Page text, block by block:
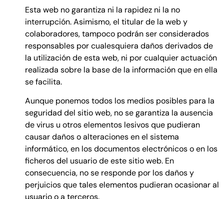
Esta web no garantiza ni la rapidez ni la no
interrupción. Asimismo, el titular de la web y
colaboradores, tampoco podrán ser considerados
responsables por cualesquiera daños derivados de
la utilización de esta web, ni por cualquier actuación
realizada sobre la base de la información que en ella
se facilita.
Aunque ponemos todos los medios posibles para la
seguridad del sitio web, no se garantiza la ausencia
de virus u otros elementos lesivos que pudieran
causar daños o alteraciones en el sistema
informático, en los documentos electrónicos o en los
ficheros del usuario de este sitio web. En
consecuencia, no se responde por los daños y
perjuicios que tales elementos pudieran ocasionar al
usuario o a terceros.